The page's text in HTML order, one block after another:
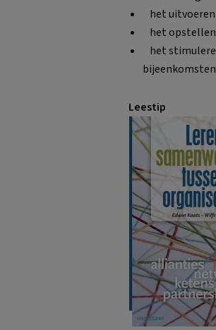
het
het opstellen
het
Leestip